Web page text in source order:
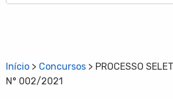
Início > Concursos > PROCESSO
N° 002/2021